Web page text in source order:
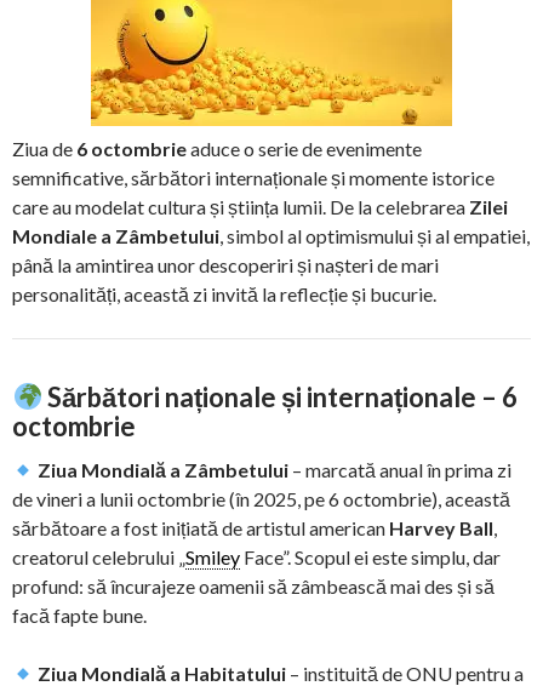
Ziua de 6 octombrieaduce o serie de evenimente
semnificative, sărbători internaționale și momente istorice
care au modelat cultura și știința lumii. De la celebrarea Zilei
Mondiale a Zâmbetului, simbol al optimismului și al empatiei,
până la amintirea unor descoperiri și nașteri de mari
personalități, această zi invită la reflecție și bucurie.
Sărbători naționale și internaționale – 6
octombrie
Ziua Mondială a Zâmbetului – marcată anual în prima zi
de vineri a lunii octombrie (în 2025, pe 6 octombrie), această
sărbătoare a fost inițiată de artistul american Harvey Ball,
creatorul celebrului „Smiley Face”. Scopul ei este simplu, dar
profund: să încurajeze oamenii să zâmbească mai des și să
facă fapte bune.
Ziua Mondială a Habitatului – instituită de ONU pentru a